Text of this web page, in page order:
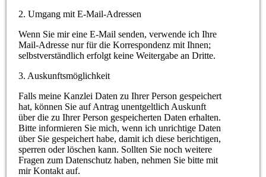
2. Umgang mit E-Mail-Adressen
Wenn Sie mir eine E-Mail senden, verwende ich Ihre
Mail-Adresse nur für die Korrespondenz mit Ihnen;
selbstverständlich erfolgt keine Weitergabe an Dritte.
3. Auskunftsmöglichkeit
Falls meine Kanzlei Daten zu Ihrer Person gespeichert
hat, können Sie auf Antrag unentgeltlich Auskunft
über die zu Ihrer Person gespeicherten Daten erhalten.
Bitte informieren Sie mich, wenn ich unrichtige Daten
über Sie gespeichert habe, damit ich diese berichtigen,
sperren oder löschen kann. Sollten Sie noch weitere
Fragen zum Datenschutz haben, nehmen Sie bitte mit
mir Kontakt auf.